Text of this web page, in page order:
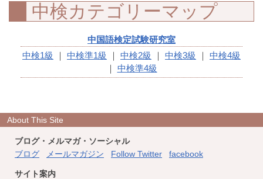
中検カテゴリーマップ
中国語検定試験研究室
中検1級
｜ 中検準1級 ｜ 中検2級 ｜ 中検3級 ｜ 中検4級
｜ 中検準4級
About This Site
ブログ・メルマガ・ソーシャル
ブログ
メールマガジン Follow Twitter facebook
サイト案内